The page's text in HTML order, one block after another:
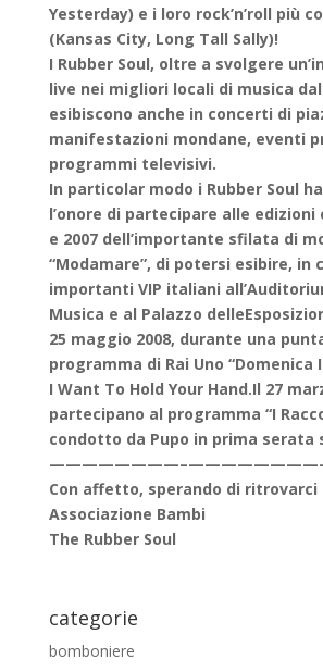
Yesterday) e i loro rock’n’roll più
(Kansas City, Long Tall Sally)!
I Rubber Soul, oltre a svolgere
live nei migliori locali di musica
esibiscono anche in concerti di
manifestazioni mondane, eventi
programmi televisivi.
In particolar modo i Rubber Soul
l’onore di partecipare alle edizioni
e 2007 dell’importante sfilata di
“Modamare”, di potersi esibire, in
importanti VIP italiani
Musica e al Palazzo
25 maggio 2008, durante una
programma di Rai Uno “Domenica
I Want To Hold Your Hand.Il 27
partecipano al programma “I
condotto da Pupo in prima serata
————————–
Con affetto, sperando di
Associazione Bambi
The Rubber Soul
categorie
bomboniere